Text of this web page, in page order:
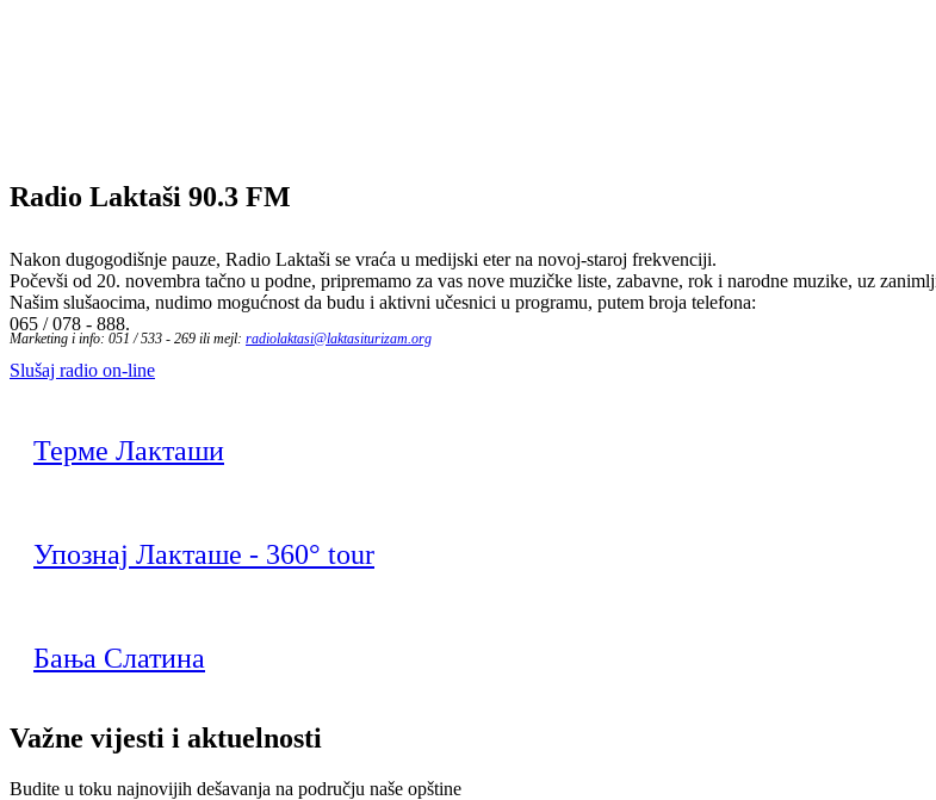
Radio Laktaši 90.3 FM
Nakon dugogodišnje pauze, Radio Laktaši se vraća u medijski eter na novoj-staroj frekvenciji.
Počevši od 20. novembra tačno u podne, pripremamo za vas nove muzičke liste, zabavne, rok i narodne muzike, uz
Našim slušaocima, nudimo mogućnost da budu i aktivni učesnici u programu, putem broja telefona:
065 / 078 - 888.
Marketing i info: 051 / 533 - 269 ili mejl: radiolaktasi@laktasiturizam.org
Slušaj radio on-line
Терме Лакташи
Упознај Лакташе - 360° tour
Бања Слатина
Važne vijesti i aktuelnosti
Budite u toku najnovijih dešavanja na području naše opštine